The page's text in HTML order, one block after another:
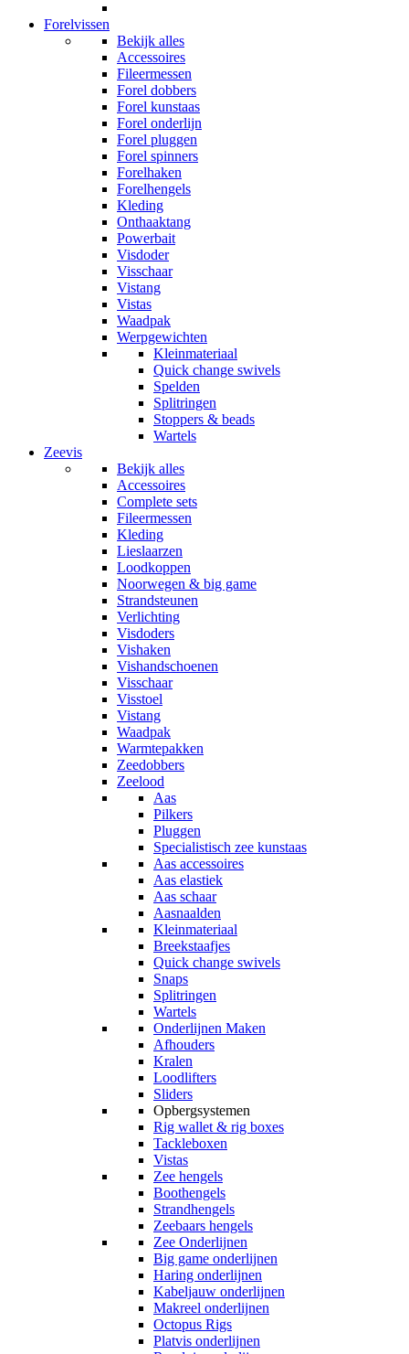
Forelvissen
Bekijk alles
Accessoires
Fileermessen
Forel dobbers
Forel kunstaas
Forel onderlijn
Forel pluggen
Forel spinners
Forelhaken
Forelhengels
Kleding
Onthaaktang
Powerbait
Visdoder
Visschaar
Vistang
Vistas
Waadpak
Werpgewichten
Kleinmateriaal
Quick change swivels
Spelden
Splitringen
Stoppers & beads
Wartels
Zeevis
Bekijk alles
Accessoires
Complete sets
Fileermessen
Kleding
Lieslaarzen
Loodkoppen
Noorwegen & big game
Strandsteunen
Verlichting
Visdoders
Vishaken
Vishandschoenen
Visschaar
Visstoel
Vistang
Waadpak
Warmtepakken
Zeedobbers
Zeelood
Aas
Pilkers
Pluggen
Specialistisch zee kunstaas
Aas accessoires
Aas elastiek
Aas schaar
Aasnaalden
Kleinmateriaal
Breekstaafjes
Quick change swivels
Snaps
Splitringen
Wartels
Onderlijnen Maken
Afhouders
Kralen
Loodlifters
Sliders
Opbergsystemen
Rig wallet & rig boxes
Tackleboxen
Vistas
Zee hengels
Boothengels
Strandhengels
Zeebaars hengels
Zee Onderlijnen
Big game onderlijnen
Haring onderlijnen
Kabeljauw onderlijnen
Makreel onderlijnen
Octopus Rigs
Platvis onderlijnen